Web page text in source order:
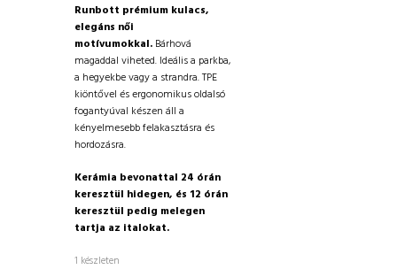
Runbott prémium kulacs,
elegáns női
motívumokkal. Bárhová
magaddal viheted. Ideális a parkba,
a hegyekbe vagy a strandra. TPE
kiöntővel és ergonomikus oldalsó
fogantyúval készen áll a
kényelmesebb felakasztásra és
hordozásra.
Kerámia bevonattal 24 órán
keresztül hidegen, és 12 órán
keresztül pedig melegen
tartja az italokat.
1 készleten